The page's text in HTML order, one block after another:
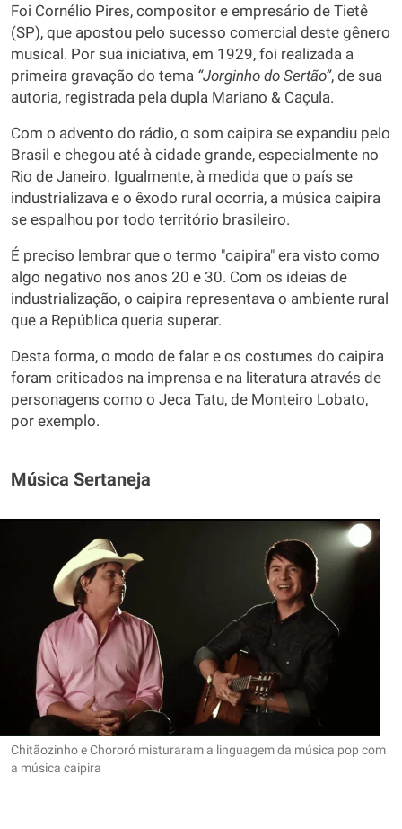
Foi Cornélio Pires, compositor e empresário de Tietê
(SP), que apostou pelo sucesso comercial deste gênero
musical. Por sua iniciativa, em 1929, foi realizada a
primeira gravação do tema “Jorginho do Sertão”, de sua
autoria, registrada pela dupla Mariano & Caçula.
Com o advento do rádio, o som caipira se expandiu pelo
Brasil e chegou até à cidade grande, especialmente no
Rio de Janeiro. Igualmente, à medida que o país se
industrializava e o êxodo rural ocorria, a música caipira
se espalhou por todo território brasileiro.
É preciso lembrar que o termo "caipira" era visto como
algo negativo nos anos 20 e 30. Com os ideias de
industrialização, o caipira representava o ambiente rural
que a República queria superar.
Desta forma, o modo de falar e os costumes do caipira
foram criticados na imprensa e na literatura através de
personagens como o Jeca Tatu, de Monteiro Lobato,
por exemplo.
Música Sertaneja
Chitãozinho e Chororó misturaram a linguagem da música pop com
a música caipira